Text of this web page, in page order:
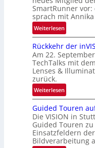
-
R
u
n
d
e
w
s
‘
SmartRunner vor:
sprach mit
Weiterlesen:
U
n
b
e
g
r
e
z
t
e
M
Rückkehr der
Am 22.
TechTalks mit
Lenses &
zurück.
Weiterlesen:
R
ü
c
k
k
Guided Touren
Die VISION in
Guided Touren
Einsatzfeldern
Bildverarbeitung